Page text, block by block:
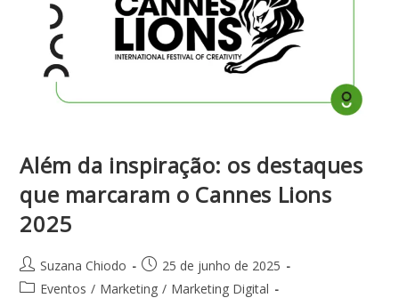
Além da inspiração: os destaques
que marcaram o Cannes Lions
2025
Suzana Chiodo
25 de junho de 2025
Eventos / Marketing / Marketing Digital